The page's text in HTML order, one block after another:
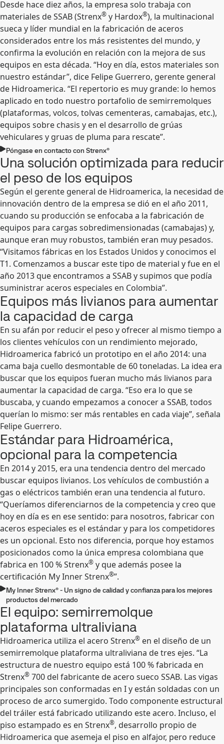
Desde hace diez años, la empresa solo trabaja con
materiales de SSAB (Strenx® y Hardox®), la multinacional
sueca y líder mundial en la fabricación de aceros
considerados entre los más resistentes del mundo, y
confirma la evolución en relación con la mejora de sus
equipos en esta década. “Hoy en día, estos materiales son
nuestro estándar”, dice Felipe Guerrero, gerente general
de Hidroamerica. “El repertorio es muy grande: lo hemos
aplicado en todo nuestro portafolio de semirremolques
(plataformas, volcos, tolvas cementeras, camabajas, etc.),
equipos sobre chasis y en el desarrollo de grúas
vehiculares y gruas de pluma para rescate”.
Póngase en contacto con Strenx®
Una solución optimizada para reducir
el peso de los equipos
Según el gerente general de Hidroamerica, la necesidad de
innovación dentro de la empresa se dió en el año 2011,
cuando su producción se enfocaba a la fabricación de
equipos para cargas sobredimensionadas (camabajas) y,
aunque eran muy robustos, también eran muy pesados.
“Visitamos fábricas en los Estados Unidos y conocimos el
T1. Comenzamos a buscar este tipo de material y fue en el
año 2013 que encontramos a SSAB y supimos que podía
suministrar aceros especiales en Colombia”.
Equipos más livianos para aumentar
la capacidad de carga
En su afán por reducir el peso y ofrecer al mismo tiempo a
los clientes vehículos con un rendimiento mejorado,
Hidroamerica fabricó un prototipo en el año 2014: una
cama baja cuello desmontable de 60 toneladas. La idea era
buscar que los equipos fueran mucho más livianos para
aumentar la capacidad de carga. “Eso era lo que se
buscaba, y cuando empezamos a conocer a SSAB, todos
querían lo mismo: ser más rentables en cada viaje”, señala
Felipe Guerrero.
Estándar para Hidroamérica,
opcional para la competencia
En 2014 y 2015, era una tendencia dentro del mercado
buscar equipos livianos. Los vehículos de combustión a
gas o eléctricos también eran una tendencia al futuro.
“Queríamos diferenciarnos de la competencia y creo que
hoy en día es en ese sentido: para nosotros, fabricar con
aceros especiales es el estándar y para los competidores
es un opcional. Esto nos diferencia, porque hoy estamos
posicionados como la única empresa colombiana que
fabrica en 100 % Strenx® y que además posee la
certificación My Inner Strenx®”.
My Inner Strenx® - Un signo de calidad y confianza para los mejores
productos del mercado
El equipo: semirremolque
plataforma ultraliviana
Hidroamerica utiliza el acero Strenx® en el diseño de un
semirremolque plataforma ultraliviana de tres ejes. “La
estructura de nuestro equipo está 100 % fabricada en
Strenx® 700 del fabricante de acero sueco SSAB. Las vigas
principales son conformadas en I y están soldadas con un
proceso de arco sumergido. Todo componente estructural
del tráiler está fabricado utilizando este acero. Incluso, el
piso estampado es en Strenx®, desarrollo propio de
Hidroamerica que asemeja el piso en alfajor, pero reduce